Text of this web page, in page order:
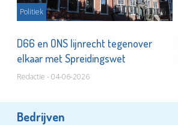
Politiek
D66 en ONS lijnrecht tegenover
elkaar met Spreidingswet
Redactie - 04-06-2026
Bedrijven